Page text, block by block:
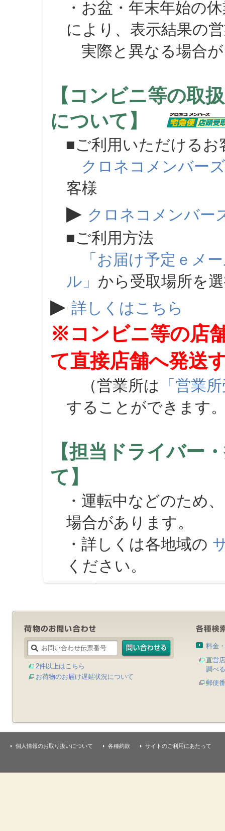
・お盆・年末年始の
により、表示結果の
実際と異なる場合が
【コンビニ等の取
について】
■ご利用いただけるお
クロネコメンバーズ
客様
▶ クロネコメンバー
■ご利用方法
「お届け予定ｅメ
ル」 から受取場所を
▶ 詳しくはこちら
※コンビニ等の店
て直接店舗へ発送
（営業所は 「営業
することができます
【担当ドライバー
て】
・運転中などのため
場合があります。
・詳しくは各地域の
ください。
2件以上はこちら
お荷物のお届け遅延状況について
料金
直営
調べる
郵便
個人情報のお取り扱いについて 各種約款 サイトのご利用にあたって